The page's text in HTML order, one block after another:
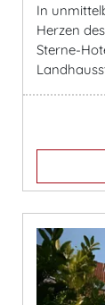
In
Herzen
Sterne-